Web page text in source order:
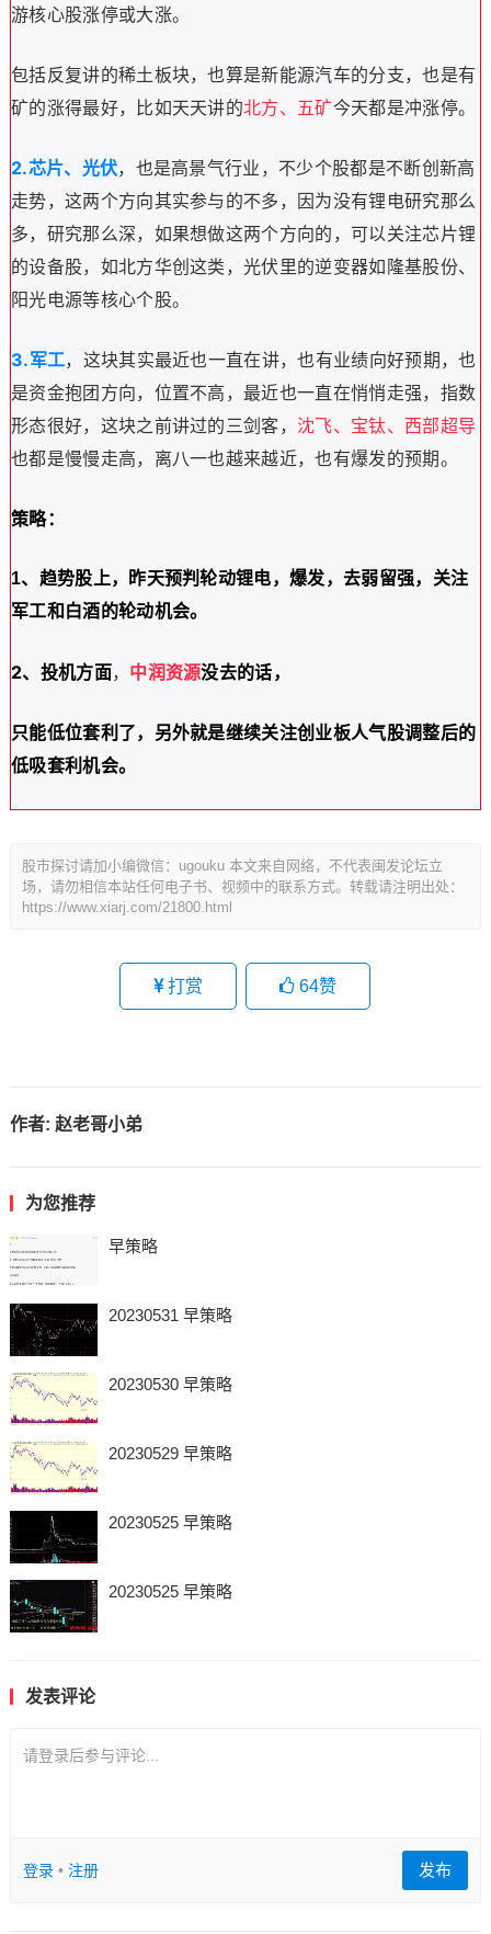
游核心股涨停或大涨。
包括反复讲的稀土板块，也算是新能源汽车的分支，也是有
矿的涨得最好，比如天天讲的北方、五矿今天都是冲涨停。
2.芯片、光伏，也是高景气行业，不少个股都是不断创新高
走势，这两个方向其实参与的不多，因为没有锂电研究那么
多，研究那么深，如果想做这两个方向的，可以关注芯片锂
的设备股，如北方华创这类，光伏里的逆变器如隆基股份、
阳光电源等核心个股。
3.军工，这块其实最近也一直在讲，也有业绩向好预期，也
是资金抱团方向，位置不高，最近也一直在悄悄走强，指数
形态很好，这块之前讲过的三剑客， 沈飞、宝钛、西部超导
也都是慢慢走高，离八一也越来越近，也有爆发的预期。
策略：
1、趋势股上，昨天预判轮动锂电，爆发，去弱留强，关注
军工和白酒的轮动机会。
2、投机方面， 中润资源没去的话，
只能低位套利了， 另外就是继续关注创业板人气股调整后的
低吸套利机会。
股市探讨请加小编微信：ugouku 本文来自网络，不代表闽发论坛立
场，请勿相信本站任何电子书、视频中的联系方式。转载请注明出处：
https://www.xiarj.com/21800.html
打赏 64赞
作者: 赵老哥小弟
为您推荐
早策略
20230531 早策略
20230530 早策略
20230529 早策略
20230525 早策略
20230525 早策略
发表评论
请登录后参与评论...
登录• 注册 发布